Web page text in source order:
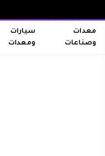
معدات
وصناعات
سيارات
ومعدات